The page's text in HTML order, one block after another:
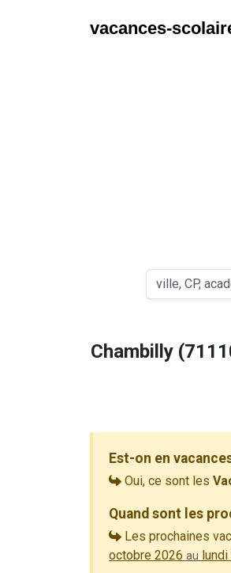
vacances-
Chambilly
Est-on en
Oui, ce sont les
Quand sont les
Les prochaines
octobre 2026 au